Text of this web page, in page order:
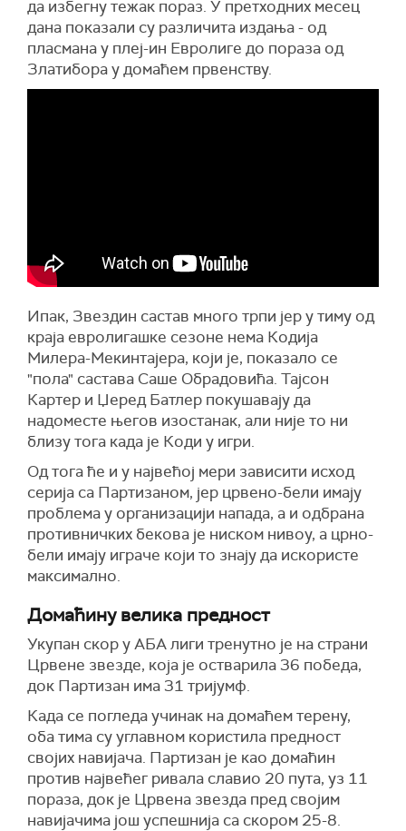
да избегну тежак пораз. У претходних месец
дана показали су различита издања - од
пласмана у плеј-ин Евролиге до пораза од
Златибора у домаћем првенству.
Ипак, Звездин састав много трпи јер у тиму од
краја евролигашке сезоне нема Кодија
Милера-Мекинтајера, који је, показало се
"пола" састава Саше Обрадовића. Тајсон
Картер и Џеред Батлер покушавају да
надоместе његов изостанак, али није то ни
близу тога када је Коди у игри.
Од тога ће и у највећој мери зависити исход
серија са Партизаном, јер црвено-бели имају
проблема у организацији напада, а и одбрана
противничких бекова је ниском нивоу, а црно-
бели имају играче који то знају да искористе
максимално.
Домаћину велика предност
Укупан скор у АБА лиги тренутно је на страни
Црвене звезде, која је остварила 36 победа,
док Партизан има 31 тријумф.
Када се погледа учинак на домаћем терену,
оба тима су углавном користила предност
својих навијача. Партизан је као домаћин
против највећег ривала славио 20 пута, уз 11
пораза, док је Црвена звезда пред својим
навијачима још успешнија са скором 25-8.